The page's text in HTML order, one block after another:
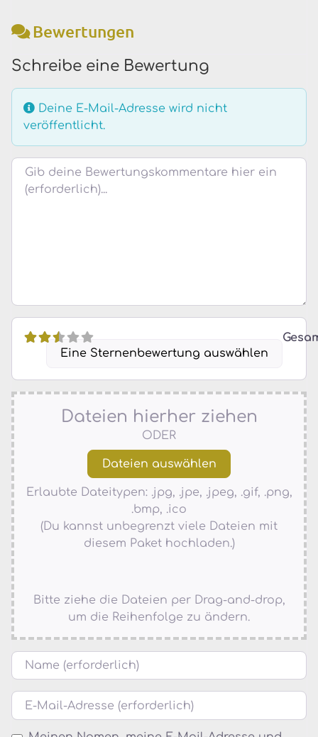
Bewertungen
Schreibe eine Bewertung
Deine E-Mail-Adresse wird nicht
veröffentlicht.
Bewertungstext
Eine Sternenbewertung auswählen
Dateien hierher ziehen
ODER
Erlaubte Dateitypen: .jpg, .jpe, .jpeg, .gif, .png,
.bmp, .ico
(Du kannst unbegrenzt viele Dateien mit
diesem Paket hochladen.)
Bitte ziehe die Dateien per Drag-and-drop,
um die Reihenfolge zu ändern.
Name
E-Mail